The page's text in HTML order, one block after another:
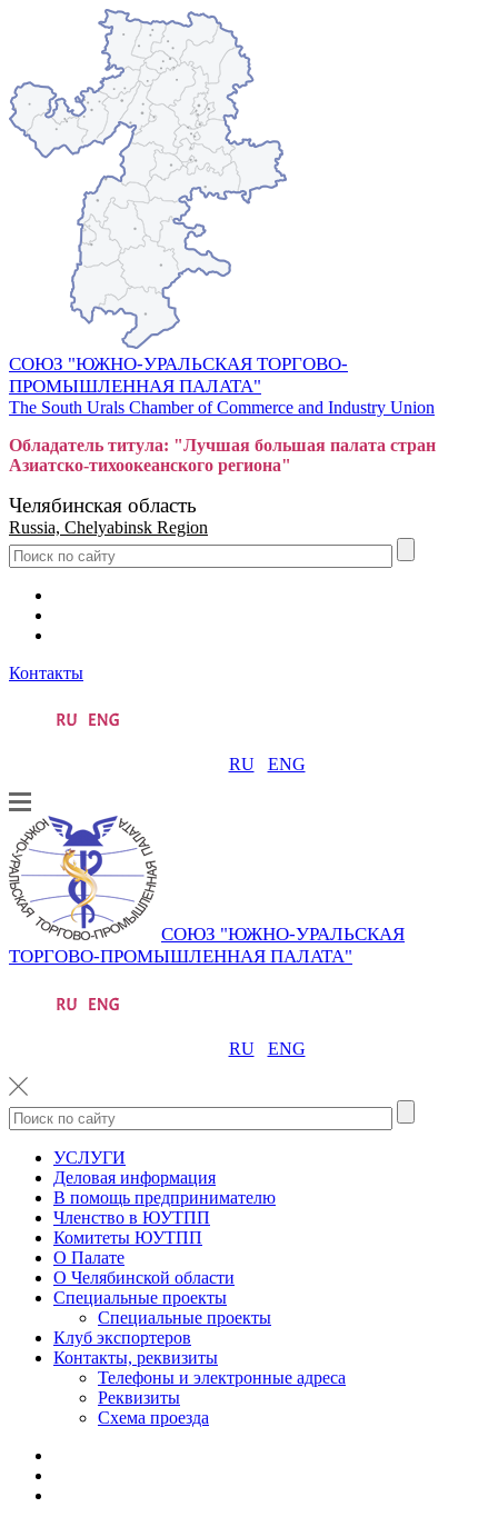
СОЮЗ "ЮЖНО-УРАЛЬСКАЯ ТОРГОВО-
ПРОМЫШЛЕННАЯ ПАЛАТА"
The South Urals Chamber of Commerce and Industry Union
Обладатель титула: "Лучшая большая палата стран
Азиатско-тихоокеанского региона"
Челябинская область
Russia, Chelyabinsk Region
Контакты
RU ENG
СОЮЗ "ЮЖНО-УРАЛЬСКАЯ
ТОРГОВО-ПРОМЫШЛЕННАЯ ПАЛАТА"
RU ENG
УСЛУГИ
Деловая информация
В помощь предпринимателю
Членство в ЮУТПП
Комитеты ЮУТПП
О Палате
О Челябинской области
Специальные проекты
Специальные проекты
Клуб экспортеров
Контакты, реквизиты
Телефоны и электронные адреса
Реквизиты
Схема проезда